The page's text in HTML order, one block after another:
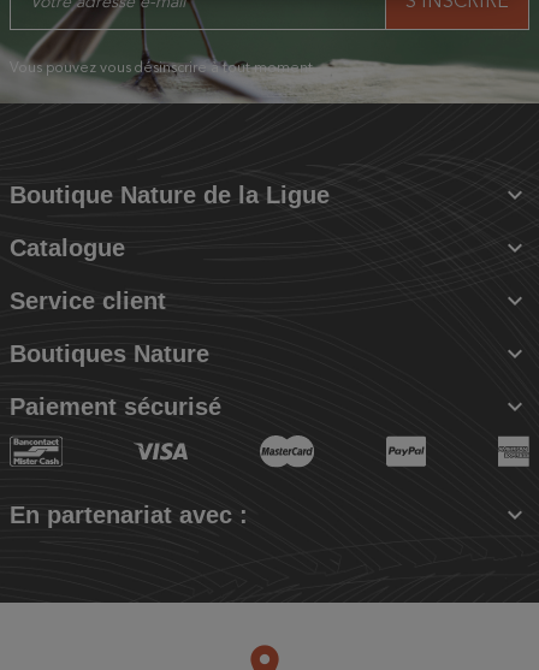
Vous pouvez vous désinscrire à tout moment.
Boutique Nature de la Ligue 
Catalogue 
Service client 
Boutiques Nature 
Paiement sécurisé 
En partenariat avec : 